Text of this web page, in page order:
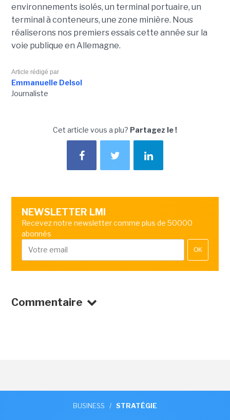
environnements isolés, un terminal portuaire, un
terminal à conteneurs, une zone minière. Nous
réaliserons nos premiers essais cette année sur la
voie publique en Allemagne.
Article rédigé par
Emmanuelle Delsol
Journaliste
Cet article vous a plu? Partagez le !
NEWSLETTER LMI
Recevez notre newsletter comme plus de 50000
abonnés
OK
Commentaire
BUSINESS / STRATÉGIE